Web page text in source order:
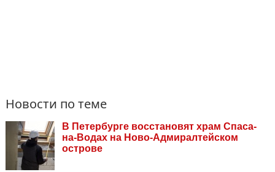
Новости по теме
В Петербурге восстановят храм Спаса-
на-Водах на Ново-Адмиралтейском
острове